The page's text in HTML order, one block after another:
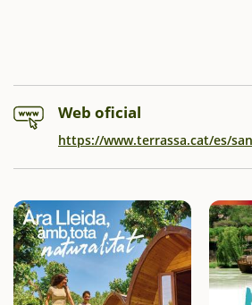
Web oficial
https://www.terrassa.cat/es/